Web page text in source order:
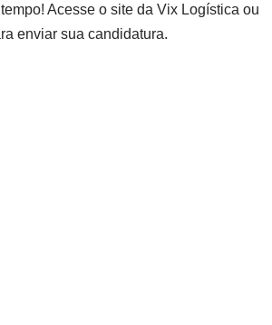
Acesse o site da Vix Logística ou
enviar sua candidatura.